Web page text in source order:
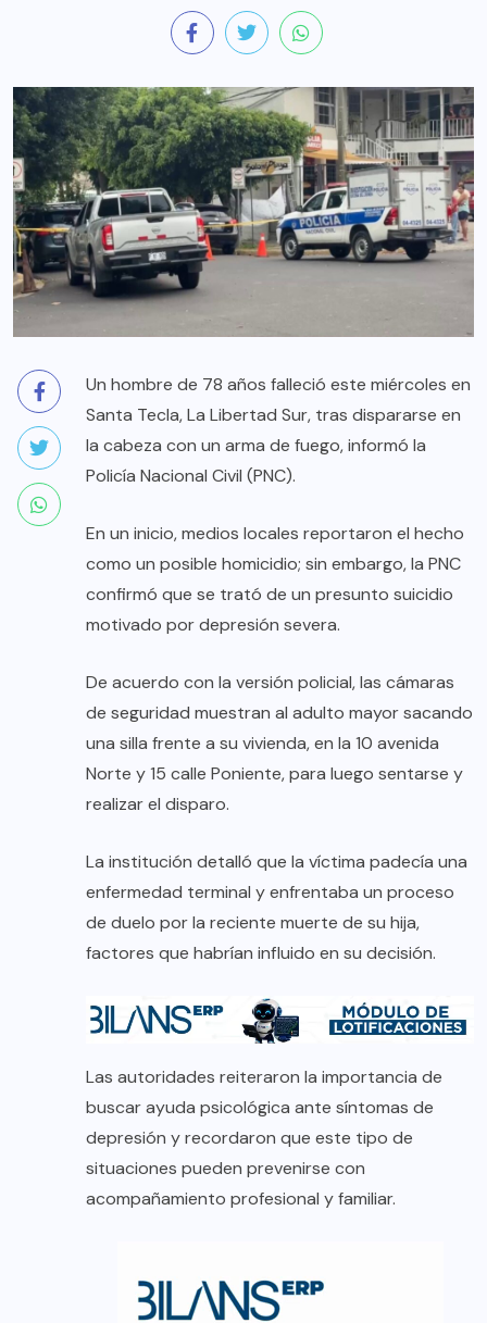
Un hombre de 78 años falleció este miércoles en
Santa Tecla, La Libertad Sur, tras dispararse en
la cabeza con un arma de fuego, informó la
Policía Nacional Civil (PNC).
En un inicio, medios locales reportaron el hecho
como un posible homicidio; sin embargo, la PNC
confirmó que se trató de un presunto suicidio
motivado por depresión severa.
De acuerdo con la versión policial, las cámaras
de seguridad muestran al adulto mayor sacando
una silla frente a su vivienda, en la 10 avenida
Norte y 15 calle Poniente, para luego sentarse y
realizar el disparo.
La institución detalló que la víctima padecía una
enfermedad terminal y enfrentaba un proceso
de duelo por la reciente muerte de su hija,
factores que habrían influido en su decisión.
Las autoridades reiteraron la importancia de
buscar ayuda psicológica ante síntomas de
depresión y recordaron que este tipo de
situaciones pueden prevenirse con
acompañamiento profesional y familiar.